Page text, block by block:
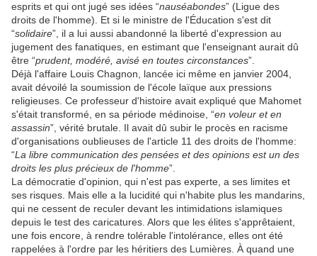
esprits et qui ont jugé ses idées “nauséabondes” (Ligue des
droits de l'homme). Et si le ministre de l'Éducation s'est dit
“solidaire”, il a lui aussi abandonné la liberté d'expression au
jugement des fanatiques, en estimant que l'enseignant aurait dû
être “prudent, modéré, avisé en toutes circonstances”.
Déjà l'affaire Louis Chagnon, lancée ici même en janvier 2004,
avait dévoilé la soumission de l'école laïque aux pressions
religieuses. Ce professeur d'histoire avait expliqué que Mahomet
s'était transformé, en sa période médinoise, “en voleur et en
assassin”, vérité brutale. Il avait dû subir le procès en racisme
d'organisations oublieuses de l'article 11 des droits de l'homme:
“La libre communication des pensées et des opinions est un des
droits les plus précieux de l'homme”.
La démocratie d'opinion, qui n'est pas experte, a ses limites et
ses risques. Mais elle a la lucidité qui n'habite plus les mandarins,
qui ne cessent de reculer devant les intimidations islamiques
depuis le test des caricatures. Alors que les élites s'apprêtaient,
une fois encore, à rendre tolérable l'intolérance, elles ont été
rappelées à l'ordre par les héritiers des Lumières. À quand une